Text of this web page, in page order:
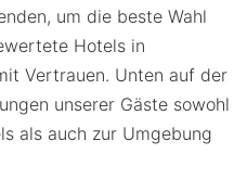
um die beste Wahl
Hotels in
Vertrauen. Unten auf der
unserer Gäste sowohl
als auch zur Umgebung